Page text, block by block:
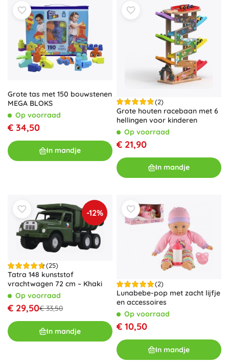
Grote tas met 150 bouwstenen
MEGA BLOKS
Op voorraad
€ 34,50
In mandje
(2)
Grote houten racebaan met 6
hellingen voor kinderen
Op voorraad
€ 21,90
In mandje
-12%
(25)
Tatra 148 kunststof
vrachtwagen 72 cm – Khaki
Op voorraad
€ 29,50€ 33,50
In mandje
(2)
Lunabebe-pop met zacht lijfje
en accessoires
Op voorraad
€ 10,50
In mandje